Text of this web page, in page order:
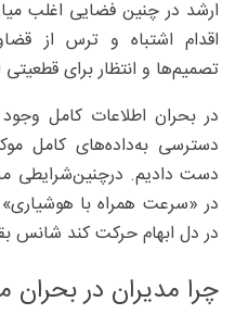
ارشد در چنین فضایی اغلب
اقدام اشتباه و ترس از
تصمیم‌ها و انتظار برای
در بحران اطلاعات کامل
دسترسی به‌داده‌های کامل
دست دادیم. درچنین‌شرایطی
در «سرعت همراه با
در دل ابهام حرکت کند شانس
چرا مدیران در